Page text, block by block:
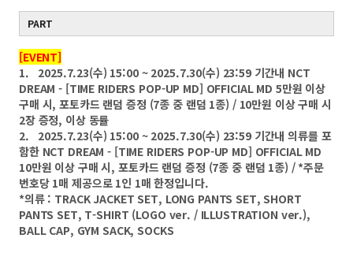
PART
[EVENT]
1. 2025.7.23(수) 15:00 ~ 2025.7.30(수) 23:59 기간내 NCT
DREAM - [TIME RIDERS POP-UP MD] OFFICIAL MD 5만원 이상
구매 시, 포토카드 랜덤 증정 (7종 중 랜덤 1종) / 10만원 이상 구매 시
2장 증정, 이상 동률
2. 2025.7.23(수) 15:00 ~ 2025.7.30(수) 23:59 기간내 의류를 포
함한 NCT DREAM - [TIME RIDERS POP-UP MD] OFFICIAL MD
10만원 이상 구매 시, 포토카드 랜덤 증정 (7종 중 랜덤 1종) / *주문
번호당 1매 제공으로 1인 1매 한정입니다.
*의류 : TRACK JACKET SET, LONG PANTS SET, SHORT
PANTS SET, T-SHIRT (LOGO ver. / ILLUSTRATION ver.),
BALL CAP, GYM SACK, SOCKS